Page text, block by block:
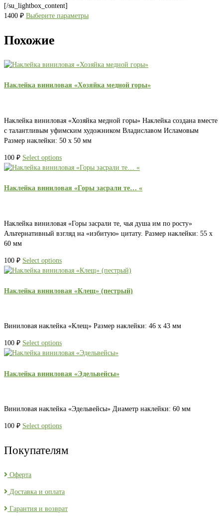
[/su_lightbox_content]
1400 ₽ Выберите параметры
Похожие
Наклейка виниловая «Хозяйка медной горы»
Наклейка виниловая «Хозяйка медной горы» Наклейка создана вместе
с талантливым уфимским художником Владиславом Исламовым
Размер наклейки: 50 х 50 мм
100 ₽ Select options
Наклейка виниловая «Горы засрали те… «
Наклейка виниловая «Горы засрали те, чья душа им по росту»
Альтернативный взгляд на «избитую» цитату. Размер наклейки: 55 х
60 мм
100 ₽ Select options
Наклейка виниловая «Клещ» (пестрый)
Виниловая наклейка «Клещ» Размер наклейки: 46 х 43 мм
100 ₽ Select options
Наклейка виниловая «Эдельвейсы»
Виниловая наклейка «Эдельвейсы» Диаметр наклейки: 60 мм
100 ₽ Select options
Покупателям
Оферта
Доставка и оплата
Гарантия и возврат